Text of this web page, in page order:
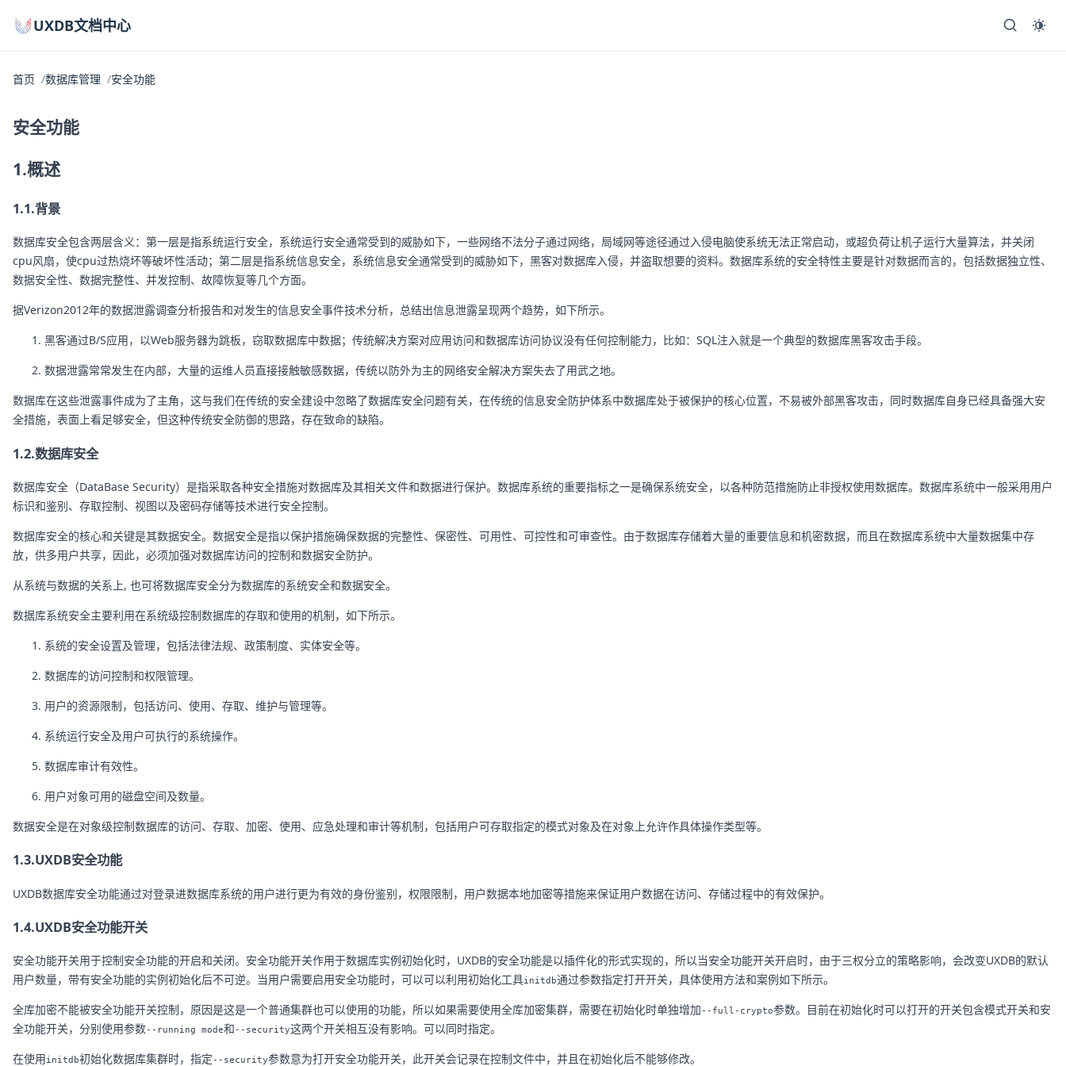
UXDB文档中心
首页 数据库管理 安全功能
安全功能
1.概述
1.1.背景
数据库安全包含两层含义：第一层是指系统运行安全，系统运行安全通常受到的威胁如下，一些网络不法分子通过网络，局域网等途径通过入侵电脑使系统无法正常启动，或超负荷让机子运行大量算法，并关闭
cpu风扇，使cpu过热烧坏等破坏性活动；第二层是指系统信息安全，系统信息安全通常受到的威胁如下，黑客对数据库入侵，并盗取想要的资料。数据库系统的安全特性主要是针对数据而言的，包括数据独立性、
数据安全性、数据完整性、并发控制、故障恢复等几个方面。
据Verizon2012年的数据泄露调查分析报告和对发生的信息安全事件技术分析，总结出信息泄露呈现两个趋势，如下所示。
黑客通过B/S应用，以Web服务器为跳板，窃取数据库中数据；传统解决方案对应用访问和数据库访问协议没有任何控制能力，比如：SQL注入就是一个典型的数据库黑客攻击手段。
数据泄露常常发生在内部，大量的运维人员直接接触敏感数据，传统以防外为主的网络安全解决方案失去了用武之地。
数据库在这些泄露事件成为了主角，这与我们在传统的安全建设中忽略了数据库安全问题有关，在传统的信息安全防护体系中数据库处于被保护的核心位置，不易被外部黑客攻击，同时数据库自身已经具备强大安
全措施，表面上看足够安全，但这种传统安全防御的思路，存在致命的缺陷。
1.2.数据库安全
数据库安全（DataBase Security）是指采取各种安全措施对数据库及其相关文件和数据进行保护。数据库系统的重要指标之一是确保系统安全，以各种防范措施防止非授权使用数据库。数据库系统中一般采用用户
标识和鉴别、存取控制、视图以及密码存储等技术进行安全控制。
数据库安全的核心和关键是其数据安全。数据安全是指以保护措施确保数据的完整性、保密性、可用性、可控性和可审查性。由于数据库存储着大量的重要信息和机密数据，而且在数据库系统中大量数据集中存
放，供多用户共享，因此，必须加强对数据库访问的控制和数据安全防护。
从系统与数据的关系上, 也可将数据库安全分为数据库的系统安全和数据安全。
数据库系统安全主要利用在系统级控制数据库的存取和使用的机制，如下所示。
系统的安全设置及管理，包括法律法规、政策制度、实体安全等。
数据库的访问控制和权限管理。
用户的资源限制，包括访问、使用、存取、维护与管理等。
系统运行安全及用户可执行的系统操作。
数据库审计有效性。
用户对象可用的磁盘空间及数量。
数据安全是在对象级控制数据库的访问、存取、加密、使用、应急处理和审计等机制，包括用户可存取指定的模式对象及在对象上允许作具体操作类型等。
1.3.UXDB安全功能
UXDB数据库安全功能通过对登录进数据库系统的用户进行更为有效的身份鉴别，权限限制，用户数据本地加密等措施来保证用户数据在访问、存储过程中的有效保护。
1.4.UXDB安全功能开关
安全功能开关用于控制安全功能的开启和关闭。安全功能开关作用于数据库实例初始化时，UXDB的安全功能是以插件化的形式实现的，所以当安全功能开关开启时，由于三权分立的策略影响，会改变UXDB的默认
用户数量，带有安全功能的实例初始化后不可逆。当用户需要启用安全功能时，可以可以利用初始化工具initdb通过参数指定打开开关，具体使用方法和案例如下所示。
全库加密不能被安全功能开关控制，原因是这是一个普通集群也可以使用的功能，所以如果需要使用全库加密集群，需要在初始化时单独增加 --full-crypto参数。目前在初始化时可以打开的开关包含模式开关和安
全功能开关，分别使用参数--running mode和 --security这两个开关相互没有影响。可以同时指定。
在使用initdb初始化数据库集群时，指定 --security参数意为打开安全功能开关，此开关会记录在控制文件中，并且在初始化后不能够修改。